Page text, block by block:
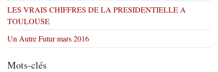
LES VRAIS CHIFFRES DE LA PRESIDENTIELLE A
TOULOUSE
Un Autre Futur mars 2016
Mots-clés